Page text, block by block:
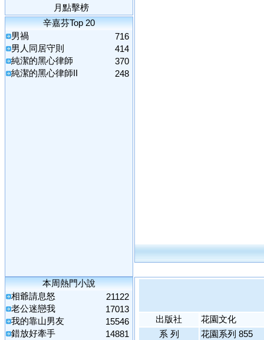
月點擊榜
辛嘉芬Top 20
男禍
716
男人同居守則
414
純潔的黑心律師
370
純潔的黑心律師II
248
本周熱門小說
相爺請息怒
21122
老公迷戀我
17013
我的靠山男友
15546
錯放好牽手
14881
出版社
花園文化
系 列
花園系列 855